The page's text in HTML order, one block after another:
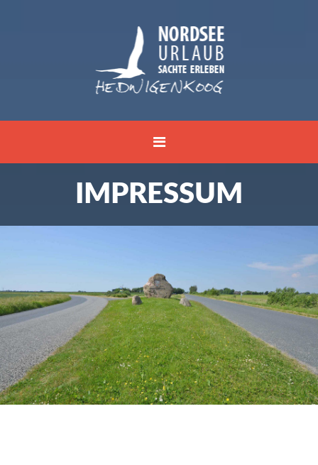
IMPRESSUM